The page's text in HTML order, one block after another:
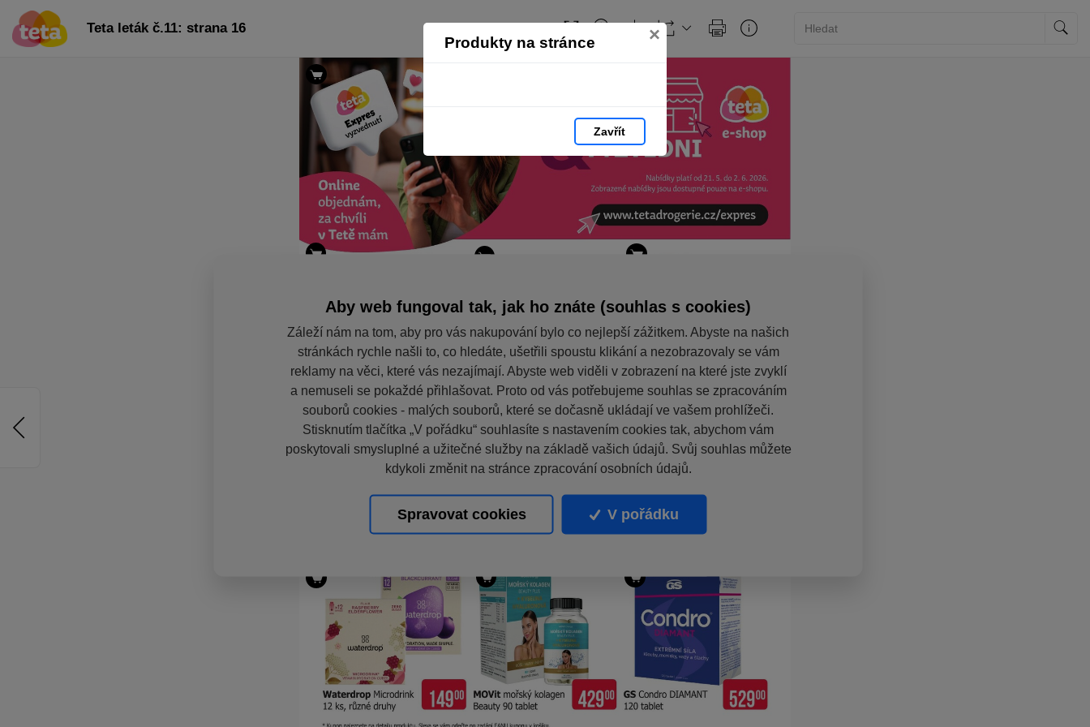
Produkty na stránce ×
Zavřít
Teta leták č.11: strana 16
Aby web fungoval tak, jak ho znáte (souhlas s cookies)
Záleží nám na tom, aby pro vás nakupování bylo co nejlepší zážitkem. Abyste na našich
stránkách rychle našli to, co hledáte, ušetřili spoustu klikání a nezobrazovaly se vám
reklamy na věci, které vás nezajímají. Abyste web viděli v zobrazení na které jste zvyklí
a nemuseli se pokaždé přihlašovat. Proto od vás potřebujeme souhlas se zpracováním
souborů cookies - malých souborů, které se dočasně ukládají ve vašem prohlížeči.
Stisknutím tlačítka „V pořádku“ souhlasíte s nastavením cookies tak, abychom vám
poskytovali smysluplné a užitečné služby na základě vašich údajů. Svůj souhlas můžete
kdykoli změnit na stránce zpracování osobních údajů.
Spravovat cookies V pořádku